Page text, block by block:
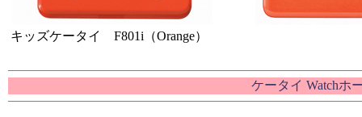
キッズケータイ F801i（Orange）
ケータイ Watchホ